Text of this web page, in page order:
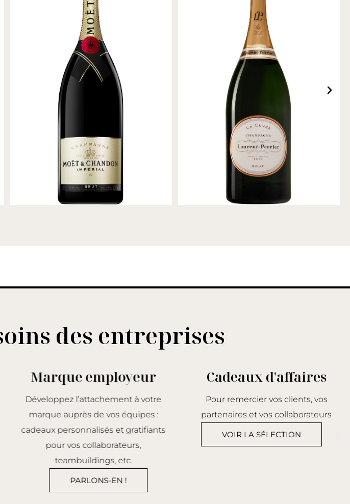
des entreprises
Marque employeur
Développez l’attachement à votre
marque auprès de vos équipes :
cadeaux personnalisés et gratifiants
pour vos collaborateurs,
teambuildings, etc.
PARLONS-EN !
Cadeaux d'affaires
Pour remercier vos clients, vos
partenaires et vos collaborateurs
VOIR LA SÉLECTION